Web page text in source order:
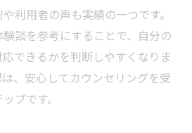
ウンセリングを受ける理由
セリングを選ぶ安心とメリッ
わせた水戸市のカウンセリン
利用者の声も実績の一つです。
談を参考にすることで、自分の
できるかを判断しやすくなりま
、安心してカウンセリングを受
プです。